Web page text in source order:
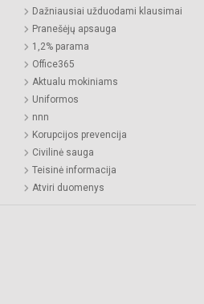
Dažniausiai užduodami klausimai
Pranešėjų apsauga
1,2% parama
Office365
Aktualu mokiniams
Uniformos
nnn
Korupcijos prevencija
Civilinė sauga
Teisinė informacija
Atviri duomenys